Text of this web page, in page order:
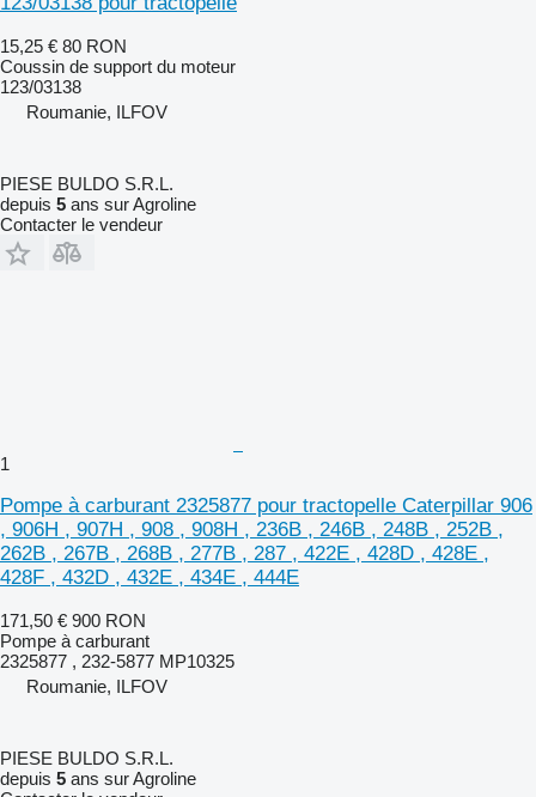
15,25 € 80 RON
Coussin de support du moteur
123/03138
Roumanie, ILFOV
PIESE BULDO S.R.L.
depuis 5 ans sur Agroline
Contacter le vendeur
1
Pompe à carburant 2325877 pour tractopelle Caterpillar 906
, 906H , 907H , 908 , 908H , 236B , 246B , 248B , 252B ,
262B , 267B , 268B , 277B , 287 , 422E , 428D , 428E ,
428F , 432D , 432E , 434E , 444E
171,50 € 900 RON
Pompe à carburant
2325877 , 232-5877 MP10325
Roumanie, ILFOV
PIESE BULDO S.R.L.
depuis 5 ans sur Agroline